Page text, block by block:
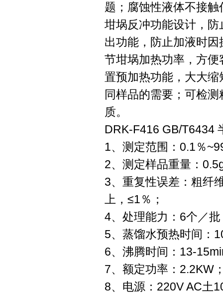
题；腐蚀性液体不接
坩埚反冲功能设计，
出功能，防止加液时
节坩埚加热功率，方
置预加热功能，大大
同样品的需要；可检
质。
DRK-F416 GB/T6434
1、测定范围：0.1％
2、测定样品重量：
3、重复性误差：粗纤
上，≤1％；
4、处理能力：6个／批
5、蒸馏水预热时间：
6、沸腾时间：13-
7、额定功率：2.2KW
8、电源：220V AC土